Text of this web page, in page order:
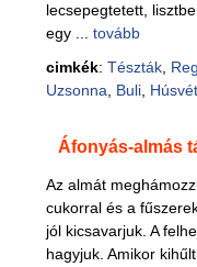
lecsepegtetett,
egy ... tovább
cimkék: Tészták,
Uzsonna
Buli, Húsvét
Áfonyás-almás
Az almát
cukorral és a
jól kicsavarjuk. A
hagyjuk. Amikor